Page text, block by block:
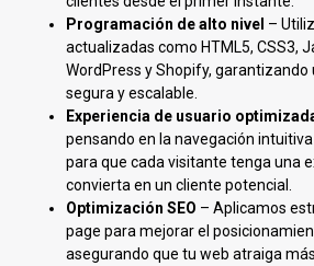
Programación de alto nivel –
actualizadas como HTML5, CSS3,
WordPress y Shopify, garantizando
segura y escalable.
Experiencia de usuario
pensando en la navegación
para que cada visitante tenga una
convierta en un cliente potencial.
Optimización SEO – Aplicamos
page para mejorar el
asegurando que tu web atraiga